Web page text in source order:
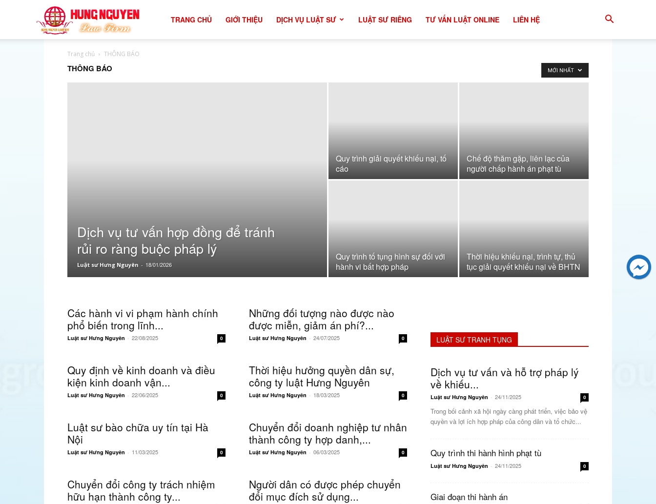
quả
TRANG CHỦ GIỚI THIỆU DỊCH VỤ LUẬT SƯ LUẬT SƯ RIÊNG TƯ VẤN LUẬT ONLINE LIÊN HỆ
Trang chủ THÔNG BÁO
THÔNG BÁO MỚI NHẤT
Dịch vụ tư vấn hợp đồng để tránh
rủi ro ràng buộc pháp lý
Luật sư Hưng Nguyên - 18/01/2026
Quy trình giải quyết khiếu nại, tố
cáo
Chế độ thăm gặp, liên lạc của
người chấp hành án phạt tù
Quy trình tố tụng hình sự đối với
hành vi bất hợp pháp
Thời hiệu khiếu nại, trình tự, thủ
tục giải quyết khiếu nại về BHTN
Các hành vi vi phạm hành chính
phổ biến trong lĩnh...
Luật sư Hưng Nguyên - 22/08/2025 0
Những đối tượng nào được nào
được miễn, giảm án phí?...
Luật sư Hưng Nguyên - 24/07/2025 0
Quy định về kinh doanh và điều
kiện kinh doanh vận...
Luật sư Hưng Nguyên - 22/06/2025 0
Thời hiệu hưởng quyền dân sự,
công ty luật Hưng Nguyên
Luật sư Hưng Nguyên - 18/03/2025 0
Luật sư bào chữa uy tín tại Hà
Nội
Luật sư Hưng Nguyên - 11/03/2025 0
Chuyển đổi doanh nghiệp tư nhân
thành công ty hợp danh,...
Luật sư Hưng Nguyên - 06/03/2025 0
Chuyển đổi công ty trách nhiệm
hữu hạn thành công ty...
Người dân có được phép chuyển
đổi mục đích sử dụng...
LUẬT SƯ TRANH TỤNG
Dịch vụ tư vấn và hỗ trợ pháp lý
về khiếu...
Luật sư Hưng Nguyên - 24/11/2025 0
Trong bối cảnh xã hội ngày càng phát triển, việc bảo vệ
quyền và lợi ích hợp pháp của công dân và tổ chức...
Quy trình thi hành hình phạt tù
Luật sư Hưng Nguyên - 24/11/2025 0
Giai đoạn thi hành án